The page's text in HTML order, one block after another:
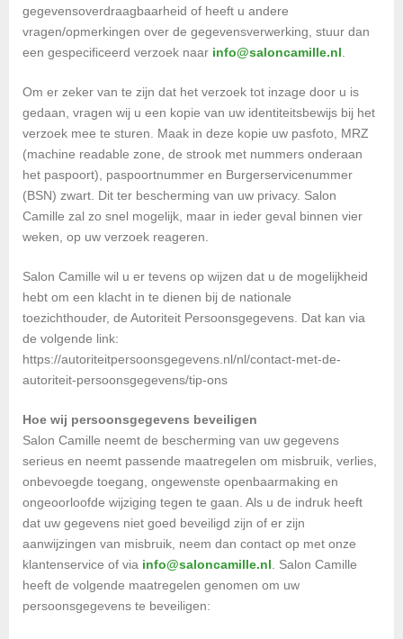
gegevensoverdraagbaarheid of heeft u andere
vragen/opmerkingen over de gegevensverwerking, stuur dan
een gespecificeerd verzoek naar info@saloncamille.nl
Om er zeker van te zijn dat het verzoek tot inzage door u is
gedaan, vragen wij u een kopie van uw identiteitsbewijs bij het
verzoek mee te sturen. Maak in deze kopie uw pasfoto, MRZ
(machine readable zone, de strook met nummers onderaan
het paspoort), paspoortnummer en Burgerservicenummer
(BSN) zwart. Dit ter bescherming van uw privacy. Salon
Camille zal zo snel mogelijk, maar in ieder geval binnen vier
weken, op uw verzoek reageren.
Salon Camille wil u er tevens op wijzen dat u de mogelijkheid
hebt om een klacht in te dienen bij de nationale
toezichthouder, de Autoriteit Persoonsgegevens. Dat kan via
de volgende link:
https://autoriteitpersoonsgegevens.nl/nl/contact-met-de-
autoriteit-persoonsgegevens/tip-ons
Hoe wij persoonsgegevens beveiligen
Salon Camille neemt de bescherming van uw gegevens
serieus en neemt passende maatregelen om misbruik, verlies,
onbevoegde toegang, ongewenste openbaarmaking en
ongeoorloofde wijziging tegen te gaan. Als u de indruk heeft
dat uw gegevens niet goed beveiligd zijn of er zijn
aanwijzingen van misbruik, neem dan contact op met onze
klantenservice of via info@saloncamille.nl . Salon Camille
heeft de volgende maatregelen genomen om uw
persoonsgegevens te beveiligen: